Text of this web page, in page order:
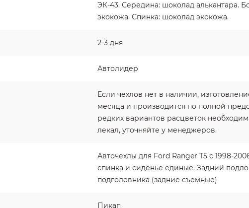
ЭК-43. Середина: шоколад алькантара.
экокожа. Спинка: шоколад экокожа.
2-3 дня
Автолидер
Если чехлов нет в наличии,
месяца и производится по полной
редких вариантов расцветок
лекал, уточняйте у менеджеров.
Авточехлы для Ford Ranger Т5 с 1998-
спинка и сиденье единые. Задний
подголовника (задние съемные)
Пикап